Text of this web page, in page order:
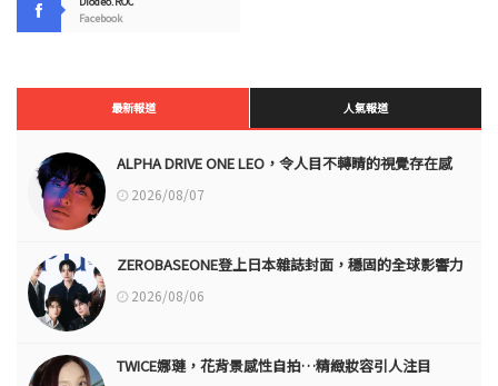
Facebook
最新報道 人氣報道
ALPHA DRIVE ONE LEO，令人目不轉睛的視覺存在感
2026/08/07
ZEROBASEONE登上日本雜誌封面，穩固的全球影響力
2026/08/06
TWICE娜璉，花背景感性自拍…精緻妝容引人注目